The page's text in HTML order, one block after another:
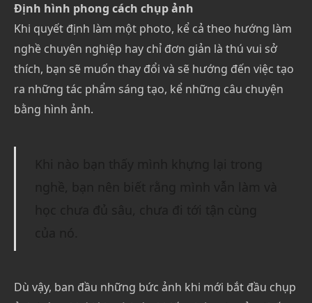
Định hình phong cách chụp ảnh
Khi quyết định làm một photo, kể cả theo hướng làm
nghề chuyên nghiệp hay chỉ đơn giản là thú vui sở
thích, bạn sẽ muốn thay đổi và sẽ hướng đến việc tạo
ra những tác phẩm sáng tạo, kể những câu chuyện
bằng hình ảnh.
Dù vậy, ban đầu những bức ảnh khi mới bắt đầu chụp